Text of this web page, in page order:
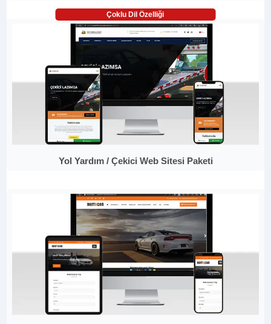
Çoklu Dil Özelliği
Yol Yardım / Çekici Web Sitesi Paketi